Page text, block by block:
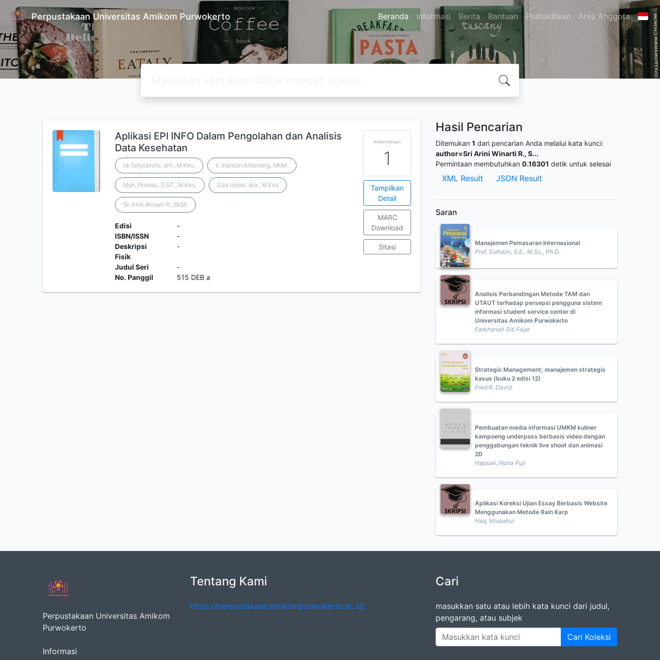
Perpustakaan Universitas Amikom Purwokerto Beranda Informasi Berita Bantuan Pustakawan Area Anggota
Aplikasi EPI INFO Dalam Pengolahan dan Analisis
Data Kesehatan
Idi Setyobroto, drh., M.Kes, Ir. Irianton Aritonang, MKM.
Muh, Primiaji, S.SiT., M.Kes, Elza Ismail, dra., M.Kes
Sri Arini Winarti R., SKM.
Edisi
-
ISBN/ISSN
-
Deskripsi
Fisik
-
Judul Seri
-
No. Panggil
515 DEB a
Ketersediaan
1
Tampilkan
Detail
MARC
Download
Sitasi
Hasil Pencarian
Ditemukan 1 dari pencarian Anda melalui kata kunci:
author=Sri Arini Winarti R., S...
Permintaan membutuhkan 0.16301 detik untuk selesai
XML Result JSON Result
Saran
Manajemen Pemasaran Internasional
Prof. Sulhaini, S.E., M.Sc., Ph.D.
Analisis Perbandingan Metode TAM dan
UTAUT terhadap persepsi pengguna sistem
informasi student service center di
Universitas Amikom Purwokerto
Farkhanah Siti Fajar
Strategic Management; manajemen strategis
kasus (buku 2 edisi 12)
Fred R. David
Pembuatan media informasi UMKM kuliner
kampoeng underpass berbasis video dengan
penggabungan teknik live shoot dan animasi
2D
Hapsari, Nuria Puji
Aplikasi Koreksi Ujian Essay Berbasis Website
Menggunakan Metode Rain Karp
Haq, Misbahul
Perpustakaan Universitas Amikom
Purwokerto
Informasi
Tentang Kami
https://perpustakaan.amikompurwokerto.ac.id/
Cari
masukkan satu atau lebih kata kunci dari judul,
pengarang, atau subjek
Cari Koleksi